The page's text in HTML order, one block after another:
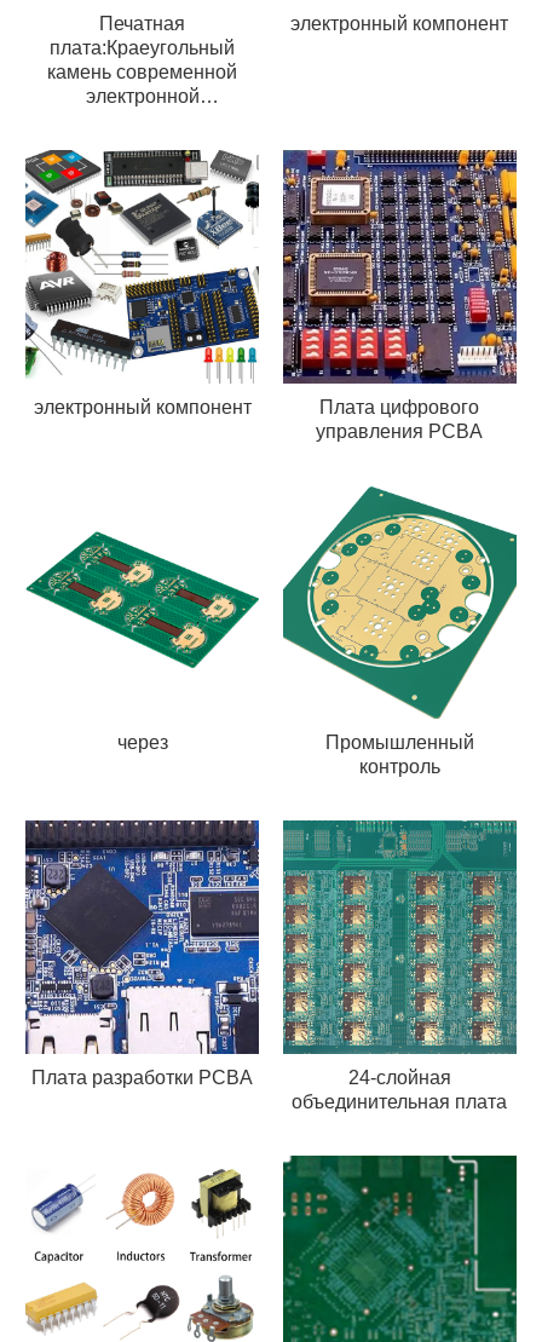
Печатная
плата:Краеугольный
камень современной
электронной
электронный компонент
электронный компонент
Плата цифрового
управления PCBA
через
Промышленный
контроль
Плата разработки PCBA
24-слойная
объединительная плата